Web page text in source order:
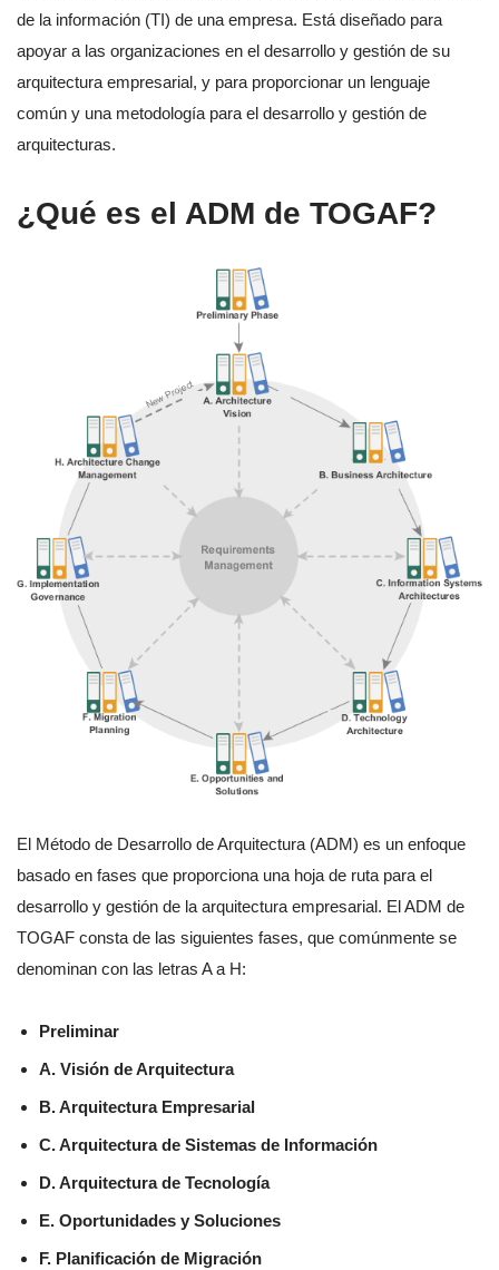
de la información (TI) de una empresa. Está diseñado para
apoyar a las organizaciones en el desarrollo y gestión de su
arquitectura empresarial, y para proporcionar un lenguaje
común y una metodología para el desarrollo y gestión de
arquitecturas.
¿Qué es el ADM de TOGAF?
El Método de Desarrollo de Arquitectura (ADM) es un enfoque
basado en fases que proporciona una hoja de ruta para el
desarrollo y gestión de la arquitectura empresarial. El ADM de
TOGAF consta de las siguientes fases, que comúnmente se
denominan con las letras A a H:
Preliminar
A. Visión de Arquitectura
B. Arquitectura Empresarial
C. Arquitectura de Sistemas de Información
D. Arquitectura de Tecnología
E. Oportunidades y Soluciones
F. Planificación de Migración